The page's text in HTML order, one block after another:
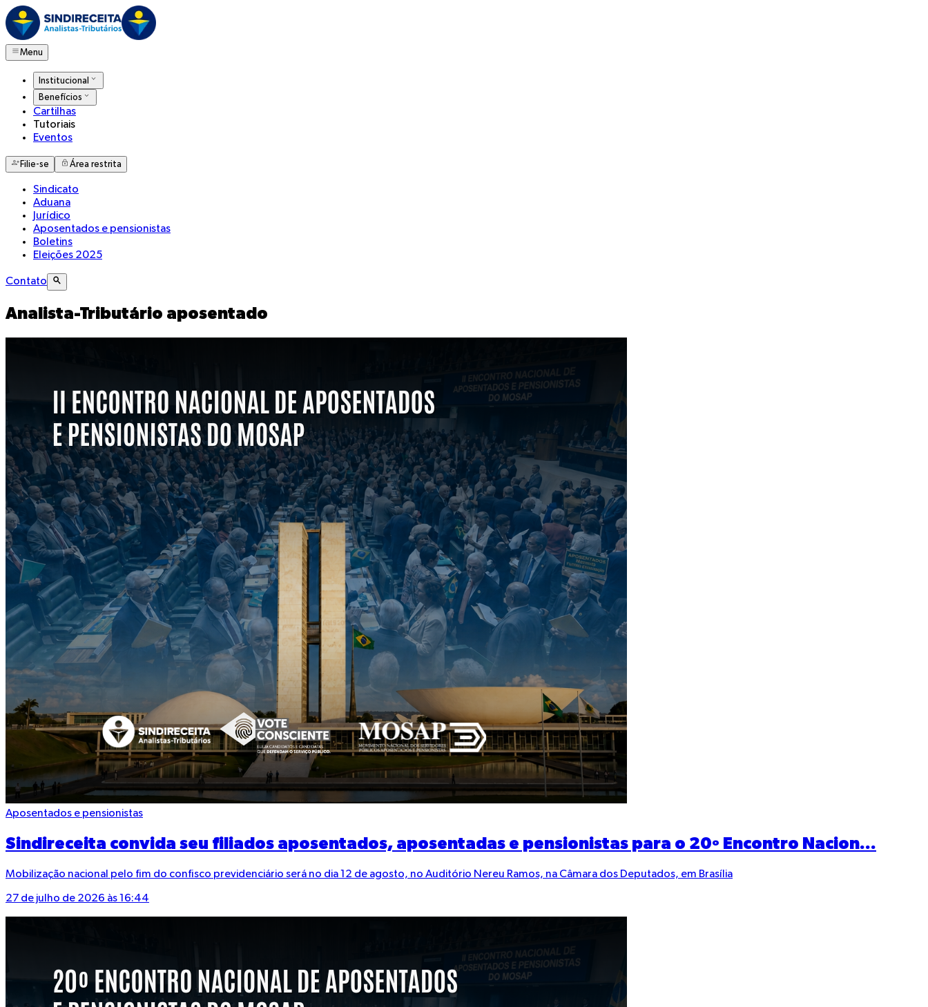
Menu
Institucional
Benefícios
Cartilhas
Tutoriais
Eventos
Filie-se Área restrita
Sindicato
Aduana
Jurídico
Aposentados e pensionistas
Boletins
Eleições 2025
Contato
Analista-Tributário aposentado
Aposentados e pensionistas
Sindireceita convida seu filiados aposentados, aposentadas e pensionistas para o 20º Encontro Nacion...
Mobilização nacional pelo fim do confisco previdenciário será no dia 12 de agosto, no Auditório Nereu Ramos, na Câmara dos Deputados, em Brasília
27 de julho de 2026 às 16:44